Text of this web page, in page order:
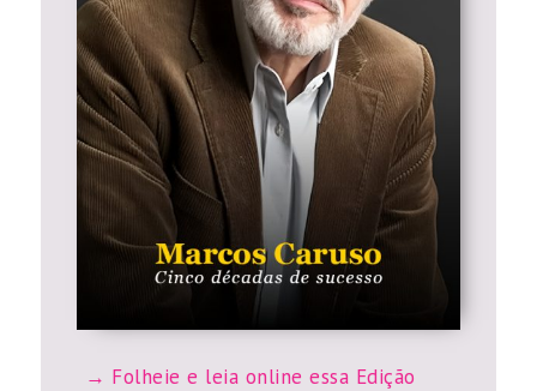
Folheie e leia online essa Edição